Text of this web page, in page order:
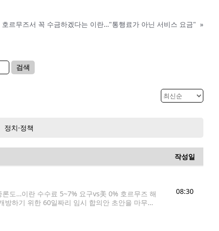
호르무즈서 꼭 수금하겠다는 이란…"통행료가 아닌 서비스 요금" »
검색
정치·정책
작성일
도…이란 수수료 5~7% 요구vs美 0% 호르무즈 해
하기 위한 60일짜리 임시 합의안 초안을 마무리
08:30